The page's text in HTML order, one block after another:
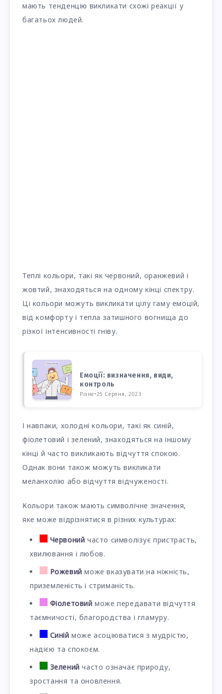
мають тенденцію викликати схожі реакції у
багатьох людей.
Теплі кольори, такі як червоний, оранжевий і
жовтий, знаходяться на одному кінці спектру.
Ці кольори можуть викликати цілу гаму емоцій,
від комфорту і тепла затишного вогнища до
різкої інтенсивності гніву.
Емоції: визначення, види,
контроль
Різне• 25 Серпня, 2023
І навпаки, холодні кольори, такі як синій,
фіолетовий і зелений, знаходяться на іншому
кінці й часто викликають відчуття спокою.
Однак вони також можуть викликати
меланхолію або відчуття відчуженості.
Кольори також мають символічне значення,
яке може відрізнятися в різних культурах:
Червоний часто символізує пристрасть,
хвилювання і любов.
Рожевий може вказувати на ніжність,
приземленість і стриманість.
Фіолетовий може передавати відчуття
таємничості, благородства і гламуру.
Синій може асоціюватися з мудрістю,
надією та спокоєм.
Зелений часто означає природу,
зростання та оновлення.